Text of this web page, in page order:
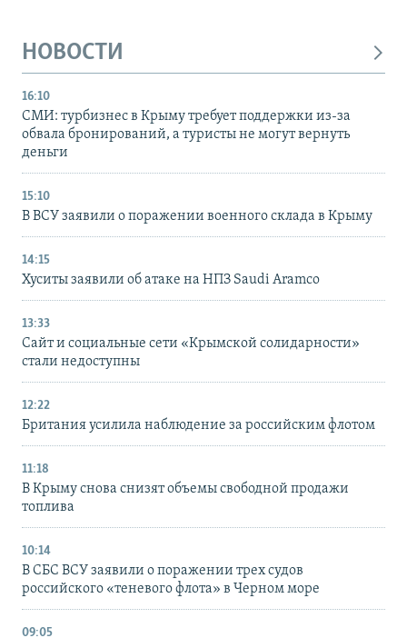
НОВОСТИ
16:10
СМИ: турбизнес в Крыму требует поддержки из-за
обвала бронирований, а туристы не могут вернуть
деньги
15:10
В ВСУ заявили о поражении военного склада в Крыму
14:15
Хуситы заявили об атаке на НПЗ Saudi Aramco
13:33
Сайт и социальные сети «Крымской солидарности»
стали недоступны
12:22
Британия усилила наблюдение за российским флотом
11:18
В Крыму снова снизят объемы свободной продажи
топлива
10:14
В СБС ВСУ заявили о поражении трех судов
российского «теневого флота» в Черном море
09:05